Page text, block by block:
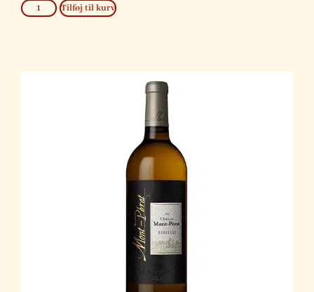
Tilføj til kurv